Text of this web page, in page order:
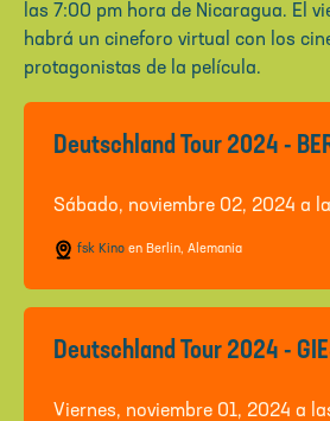
las 7:00 pm hora de Nicaragua. El
habrá un cineforo virtual con los
protagonistas de la película.
Deutschland Tour 2024 -
Sábado, noviembre 02, 2024 a
fsk Kino en Berlin, Alemania
Deutschland Tour 2024 -
Viernes, noviembre 01, 2024 a